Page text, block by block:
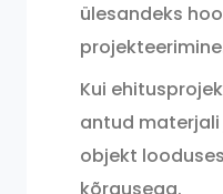
ülesandeks
Kui
antud
objekt